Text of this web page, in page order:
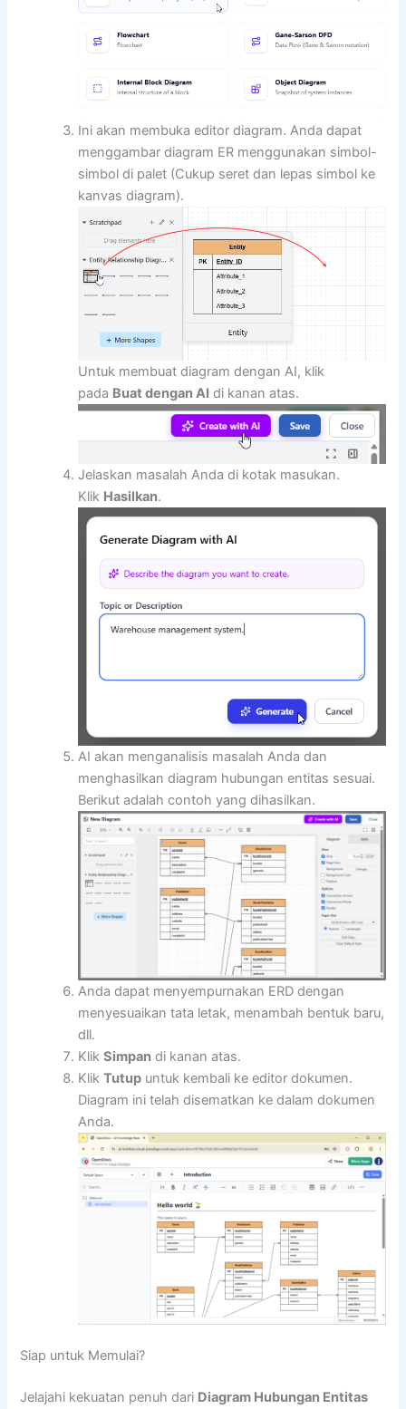
Ini akan membuka editor diagram. Anda dapat
menggambar diagram ER menggunakan simbol-
simbol di palet (Cukup seret dan lepas simbol ke
kanvas diagram).
Untuk membuat diagram dengan AI, klik
pada Buat dengan AI di kanan atas.
Jelaskan masalah Anda di kotak masukan.
Klik Hasilkan.
AI akan menganalisis masalah Anda dan
menghasilkan diagram hubungan entitas sesuai.
Berikut adalah contoh yang dihasilkan.
Anda dapat menyempurnakan ERD dengan
menyesuaikan tata letak, menambah bentuk baru,
dll.
KlikSimpan di kanan atas.
KlikTutup untuk kembali ke editor dokumen.
Diagram ini telah disematkan ke dalam dokumen
Anda.
Siap untuk Memulai?
Jelajahi kekuatan penuh dari Diagram Hubungan Entitas